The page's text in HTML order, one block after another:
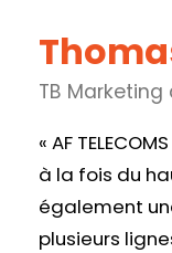
TB Marketing
« AF
à la fois du
également
plusieurs